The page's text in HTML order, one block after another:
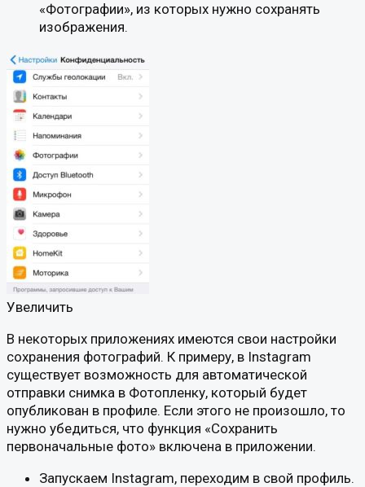
«Фотографии», из которых нужно сохранять
изображения.
Увеличить
В некоторых приложениях имеются свои настройки
сохранения фотографий. К примеру, в Instagram
существует возможность для автоматической
отправки снимка в Фотопленку, который будет
опубликован в профиле. Если этого не произошло, то
нужно убедиться, что функция «Сохранить
первоначальные фото» включена в приложении.
Запускаем Instagram, переходим в свой профиль.